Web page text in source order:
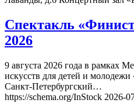
Спектакль
2026
9 августа 2026 года в рамках
искусств для детей и
Санкт-Петербургский…
https://schema.org/InStock 2026-